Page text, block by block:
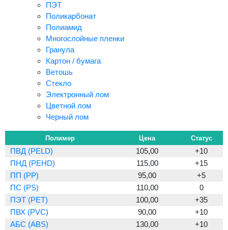
ПЭТ
Поликарбонат
Полиамид
Многослойные пленки
Гранула
Картон / бумага
Ветошь
Стекло
Электронный лом
Цветной лом
Черный лом
Полимер Цена Статус
ПВД (PELD) 105,00
+10
ПНД (PEHD)
115,00
+15
ПП (PP)
95,00
+5
ПС (PS)
110,00
0
ПЭТ (PET)
100,00
+35
ПВХ (PVC)
90,00
+10
АБС (ABS)
130,00
+10